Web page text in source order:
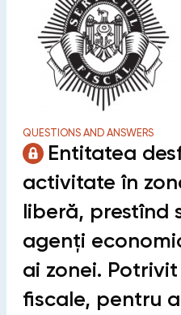
QUESTIONS AND ANSWERS
Entitatea
activitate în
liberă, prestînd
agenţi
ai zonei.
fiscale, pentru